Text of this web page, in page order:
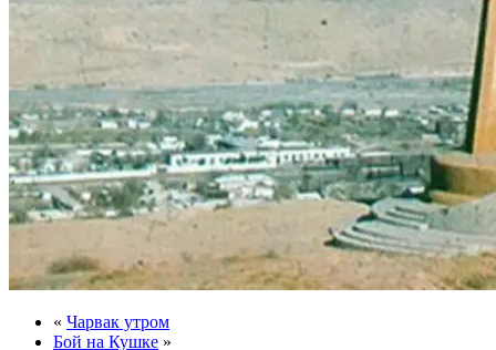
« Чарвак утром
Бой на Кушке »